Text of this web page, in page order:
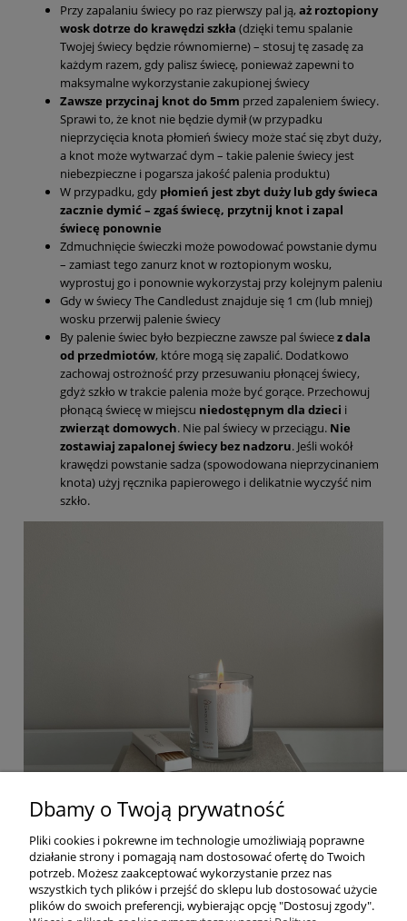
Przy zapalaniu świecy po raz pierwszy pal ją, aż roztopiony
wosk dotrze do krawędzi szkła (dzięki temu spalanie
Twojej świecy będzie równomierne) – stosuj tę zasadę za
każdym razem, gdy palisz świecę, ponieważ zapewni to
maksymalne wykorzystanie zakupionej świecy
Zawsze przycinaj knot do 5mm przed zapaleniem świecy.
Sprawi to, że knot nie będzie dymił (w przypadku
nieprzycięcia knota płomień świecy może stać się zbyt duży,
a knot może wytwarzać dym – takie palenie świecy jest
niebezpieczne i pogarsza jakość palenia produktu)
W przypadku, gdy płomień jest zbyt duży lub gdy świeca
zacznie dymić – zgaś świecę, przytnij knot i zapal
świecę ponownie
Zdmuchnięcie świeczki może powodować powstanie dymu
– zamiast tego zanurz knot w roztopionym wosku,
wyprostuj go i ponownie wykorzystaj przy kolejnym paleniu
Gdy w świecy The Candledust znajduje się 1 cm (lub mniej)
wosku przerwij palenie świecy
By palenie świec było bezpieczne zawsze pal świecez dala
od przedmiotów, które mogą się zapalić. Dodatkowo
zachowaj ostrożność przy przesuwaniu płonącej świecy,
gdyż szkło w trakcie palenia może być gorące. Przechowuj
płonącą świecę w miejscu niedostępnym dla dzieci i
zwierząt domowych. Nie pal świecy w przeciągu. Nie
zostawiaj zapalonej świecy bez nadzoru. Jeśli wokół
krawędzi powstanie sadza (spowodowana nieprzycinaniem
knota) użyj ręcznika papierowego i delikatnie wyczyść nim
szkło.
Dbamy o Twoją prywatność
Pliki cookies i pokrewne im technologie umożliwiają poprawne
działanie strony i pomagają nam dostosować ofertę do Twoich
potrzeb. Możesz zaakceptować wykorzystanie przez nas
wszystkich tych plików i przejść do sklepu lub dostosować użycie
plików do swoich preferencji, wybierając opcję "Dostosuj zgody".